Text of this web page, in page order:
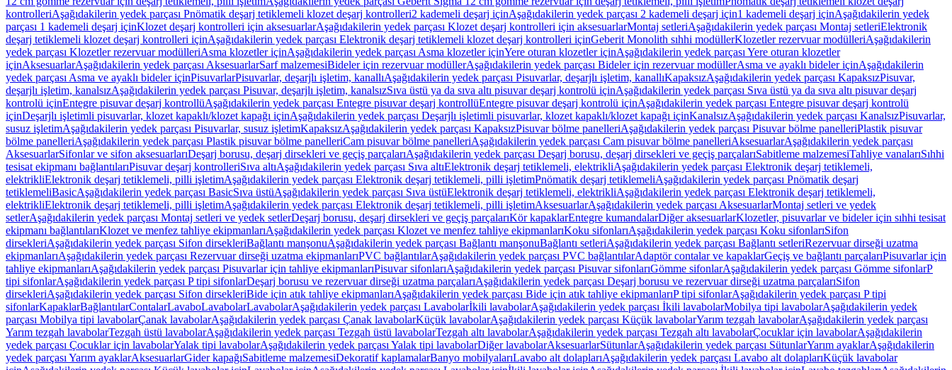
kontrolleriAşağıdakilerin yedek parçası Pnömatik deşarj tetiklemeli klozet deşarj kontrolleri2 kademeli deşarj içinAşağıdakilerin yedek parçası 2 kademeli deşarj için1 kademeli deşarj içinAşağıdakilerin yedek
parçası 1 kademeli deşarj içinKlozet deşarj kontrolleri için aksesuarlarAşağıdakilerin yedek parçası Klozet deşarj kontrolleri için aksesuarlarMontaj setleriAşağıdakilerin yedek parçası Montaj setleriElektronik
deşarj tetiklemeli klozet deşarj kontrolleri içinAşağıdakilerin yedek parçası Elektronik deşarj tetiklemeli klozet deşarj kontrolleri içinGeberit Monolith sıhhi modüllerKlozetler rezervuar modülleriAşağıdakilerin
yedek parçası Klozetler rezervuar modülleriAsma klozetler içinAşağıdakilerin yedek parçası Asma klozetler içinYere oturan klozetler içinAşağıdakilerin yedek parçası Yere oturan klozetler
içinAksesuarlarAşağıdakilerin yedek parçası AksesuarlarSarf malzemesiBideler için rezervuar modüllerAşağıdakilerin yedek parçası Bideler için rezervuar modüllerAsma ve ayaklı bideler içinAşağıdakilerin
yedek parçası Asma ve ayaklı bideler içinPisuvarlarPisuvarlar, deşarjlı işletim, kanallıAşağıdakilerin yedek parçası Pisuvarlar, deşarjlı işletim, kanallıKapaksızAşağıdakilerin yedek parçası KapaksızPisuvar,
deşarjlı işletim, kanalsızAşağıdakilerin yedek parçası Pisuvar, deşarjlı işletim, kanalsızSıva üstü ya da sıva altı pisuvar deşarj kontrolü içinAşağıdakilerin yedek parçası Sıva üstü ya da sıva altı pisuvar deşarj
kontrolü içinEntegre pisuvar deşarj kontrollüAşağıdakilerin yedek parçası Entegre pisuvar deşarj kontrollüEntegre pisuvar deşarj kontrolü içinAşağıdakilerin yedek parçası Entegre pisuvar deşarj kontrolü
içinDeşarjlı işletimli pisuvarlar, klozet kapaklı/klozet kapağı içinAşağıdakilerin yedek parçası Deşarjlı işletimli pisuvarlar, klozet kapaklı/klozet kapağı içinKanalsızAşağıdakilerin yedek parçası KanalsızPisuvarlar,
susuz işletimAşağıdakilerin yedek parçası Pisuvarlar, susuz işletimKapaksızAşağıdakilerin yedek parçası KapaksızPisuvar bölme panelleriAşağıdakilerin yedek parçası Pisuvar bölme panelleriPlastik pisuvar
bölme panelleriAşağıdakilerin yedek parçası Plastik pisuvar bölme panelleriCam pisuvar bölme panelleriAşağıdakilerin yedek parçası Cam pisuvar bölme panelleriAksesuarlarAşağıdakilerin yedek parçası
AksesuarlarSifonlar ve sifon aksesuarlarıDeşarj borusu, deşarj dirsekleri ve geçiş parçalarıAşağıdakilerin yedek parçası Deşarj borusu, deşarj dirsekleri ve geçiş parçalarıSabitleme malzemesiTahliye vanalarıSıhhi
tesisat ekipmanı bağlantılarıPisuvar deşarj kontrolleriSıva altıAşağıdakilerin yedek parçası Sıva altıElektronik deşarj tetiklemeli, elektrikliAşağıdakilerin yedek parçası Elektronik deşarj tetiklemeli,
elektrikliElektronik deşarj tetiklemeli, pilli işletimAşağıdakilerin yedek parçası Elektronik deşarj tetiklemeli, pilli işletimPnömatik deşarj tetiklemeliAşağıdakilerin yedek parçası Pnömatik deşarj
tetiklemeliBasicAşağıdakilerin yedek parçası BasicSıva üstüAşağıdakilerin yedek parçası Sıva üstüElektronik deşarj tetiklemeli, elektrikliAşağıdakilerin yedek parçası Elektronik deşarj tetiklemeli,
elektrikliElektronik deşarj tetiklemeli, pilli işletimAşağıdakilerin yedek parçası Elektronik deşarj tetiklemeli, pilli işletimAksesuarlarAşağıdakilerin yedek parçası AksesuarlarMontaj setleri ve yedek
setlerAşağıdakilerin yedek parçası Montaj setleri ve yedek setlerDeşarj borusu, deşarj dirsekleri ve geçiş parçalarıKör kapaklarEntegre kumandalarDiğer aksesuarlarKlozetler, pisuvarlar ve bideler için sıhhi tesisat
ekipmanı bağlantılarıKlozet ve menfez tahliye ekipmanlarıAşağıdakilerin yedek parçası Klozet ve menfez tahliye ekipmanlarıKoku sifonlarıAşağıdakilerin yedek parçası Koku sifonlarıSifon
dirsekleriAşağıdakilerin yedek parçası Sifon dirsekleriBağlantı manşonuAşağıdakilerin yedek parçası Bağlantı manşonuBağlantı setleriAşağıdakilerin yedek parçası Bağlantı setleriRezervuar dirseği uzatma
ekipmanlarıAşağıdakilerin yedek parçası Rezervuar dirseği uzatma ekipmanlarıPVC bağlantılarAşağıdakilerin yedek parçası PVC bağlantılarAdaptör contalar ve kapaklarGeçiş ve bağlantı parçalarıPisuvarlar için
tahliye ekipmanlarıAşağıdakilerin yedek parçası Pisuvarlar için tahliye ekipmanlarıPisuvar sifonlarıAşağıdakilerin yedek parçası Pisuvar sifonlarıGömme sifonlarAşağıdakilerin yedek parçası Gömme sifonlarP
tipi sifonlarAşağıdakilerin yedek parçası P tipi sifonlarDeşarj borusu ve rezervuar dirseği uzatma parçalarıAşağıdakilerin yedek parçası Deşarj borusu ve rezervuar dirseği uzatma parçalarıSifon
dirsekleriAşağıdakilerin yedek parçası Sifon dirsekleriBide için atık tahliye ekipmanlarıAşağıdakilerin yedek parçası Bide için atık tahliye ekipmanlarıP tipi sifonlarAşağıdakilerin yedek parçası P tipi
sifonlarKapaklarBağlantılarContalarLavaboLavabolarLavabolarAşağıdakilerin yedek parçası Lavabolarİkili lavabolarAşağıdakilerin yedek parçası İkili lavabolarMobilya tipi lavabolarAşağıdakilerin yedek
parçası Mobilya tipi lavabolarÇanak lavabolarAşağıdakilerin yedek parçası Çanak lavabolarKüçük lavabolarAşağıdakilerin yedek parçası Küçük lavabolarYarım tezgah lavabolarAşağıdakilerin yedek parçası
Yarım tezgah lavabolarTezgah üstü lavabolarAşağıdakilerin yedek parçası Tezgah üstü lavabolarTezgah altı lavabolarAşağıdakilerin yedek parçası Tezgah altı lavabolarÇocuklar için lavabolarAşağıdakilerin
yedek parçası Çocuklar için lavabolarYalak tipi lavabolarAşağıdakilerin yedek parçası Yalak tipi lavabolarDiğer lavabolarAksesuarlarSütunlarAşağıdakilerin yedek parçası SütunlarYarım ayaklarAşağıdakilerin
yedek parçası Yarım ayaklarAksesuarlarGider kapağıSabitleme malzemesiDekoratif kaplamalarBanyo mobilyalarıLavabo alt dolaplarıAşağıdakilerin yedek parçası Lavabo alt dolaplarıKüçük lavabolar